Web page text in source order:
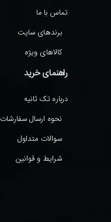
تماس با ما
برندهای سایت
کالاهای ویژه
راهنمای خرید
درباره تک ثانیه
نحوه ارسال سفارشات
سوالات متداول
شرایط و قوانین